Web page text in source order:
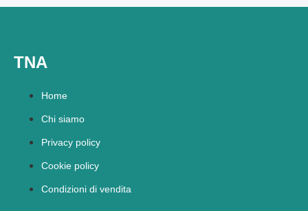
TNA
Home
Chi siamo
Privacy policy
Cookie policy
Condizioni di vendita